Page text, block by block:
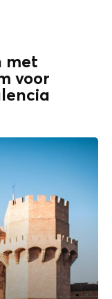
met
voor